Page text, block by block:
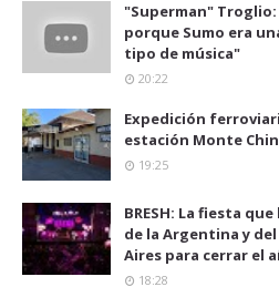
"Superman" Troglio:
porque Sumo era
tipo de música"
20:22
Expedición
estación Monte
19:25
BRESH: La fiesta
de la Argentina y
Aires para cerrar el
18:28